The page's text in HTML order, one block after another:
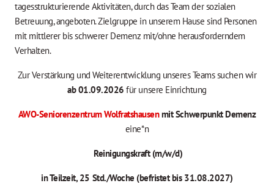
tagesstrukturierende Aktivitäten, durch das Team der sozialen
Betreuung, angeboten. Zielgruppe in unserem Hause sind Personen
mit mittlerer bis schwerer Demenz mit/ohne herausforderndem
Verhalten.
Zur Verstärkung und Weiterentwicklung unseres Teams suchen wir
ab 01.09.2026 für unsere Einrichtung
AWO-Seniorenzentrum Wolfratshausenmit Schwerpunkt Demenz
eine*n
Reinigungskraft (m/w/d)
in Teilzeit, 25 Std./Woche (befristet bis 31.08.2027)